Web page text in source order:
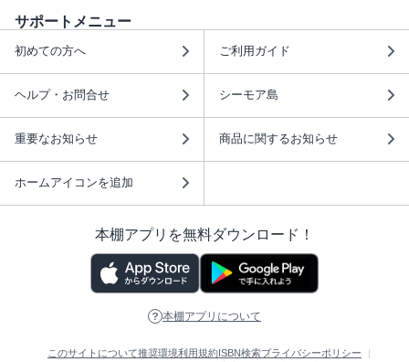
サポートメニュー
初めての方へ ご利用ガイド
ヘルプ・お問合せ シーモア島
重要なお知らせ 商品に関するお知らせ
ホームアイコンを追加
本棚アプリを無料ダウンロード！
本棚アプリについて
このサイトについて推奨環境利用規約ISBN検索プライバシーポリシー